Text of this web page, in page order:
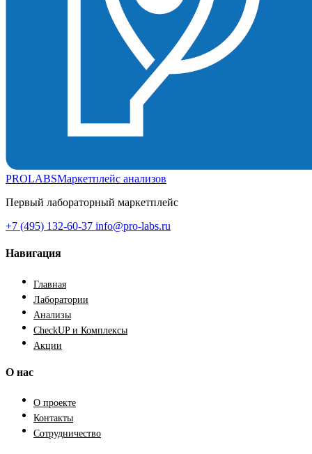
PROLABSМаркетплейс анализов
Первый лабораторный маркетплейс
+7 (495) 132-60-37 info@pro-labs.ru
Навигация
Главная
Лаборатории
Анализы
CheckUP и Комплексы
Акции
О нас
О проекте
Контакты
Сотрудничество